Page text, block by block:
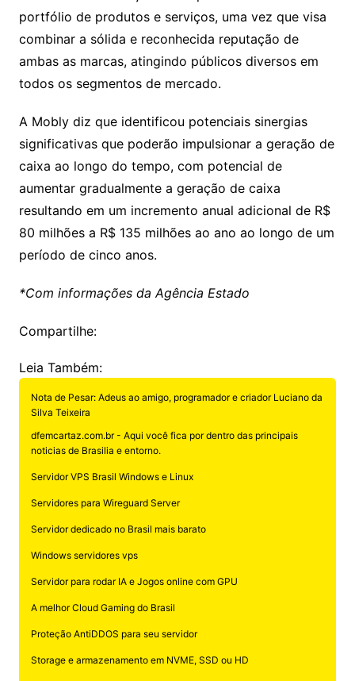
portfólio de produtos e serviços, uma vez que visa
combinar a sólida e reconhecida reputação de
ambas as marcas, atingindo públicos diversos em
todos os segmentos de mercado.
A Mobly diz que identificou potenciais sinergias
significativas que poderão impulsionar a geração de
caixa ao longo do tempo, com potencial de
aumentar gradualmente a geração de caixa
resultando em um incremento anual adicional de R$
80 milhões a R$ 135 milhões ao ano ao longo de um
período de cinco anos.
*Com informações da Agência Estado
Compartilhe:
Leia Também:
Nota de Pesar: Adeus ao amigo, programador e criador Luciano da
Silva Teixeira
dfemcartaz.com.br - Aqui você fica por dentro das principais
noticias de Brasilia e entorno.
Servidor VPS Brasil Windows e Linux
Servidores para Wireguard Server
Servidor dedicado no Brasil mais barato
Windows servidores vps
Servidor para rodar IA e Jogos online com GPU
A melhor Cloud Gaming do Brasil
Proteção AntiDDOS para seu servidor
Storage e armazenamento em NVME, SSD ou HD